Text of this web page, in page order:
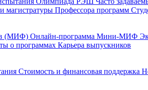
магистратуры Профессора программ
(МИФ) Онлайн-программа Мини-МИФ
о программах Карьера выпускников
Стоимость и финансовая поддержка